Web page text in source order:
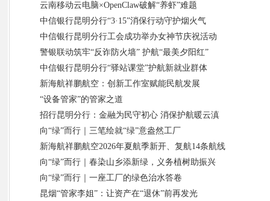
云南移动云电脑×OpenClaw破解“养虾”难题
中信银行昆明分行“3·15”消保行动守护烟火气
中信银行昆明分行工会成功举办女神节庆祝活动
警银联动筑牢“反诈防火墙” 护航“最美夕阳红”
中信银行昆明分行“驿站课堂”护航新就业群体
新海航祥鹏航空：创新工作室赋能民航发展
“设备管家”的管家之道
招行昆明分行：金融为民守初心 消保护航暖云滇
向“绿”而行｜三笔绘就“绿”意盎然工厂
新海航祥鹏航空2026年夏航季新开、复航14条航线
向“绿”而行｜春染山乡添新绿，义务植树助振兴
向“绿”而行｜一座工厂的绿色治水答卷
昆烟“管家李姐”：让资产在“退休”前再发光